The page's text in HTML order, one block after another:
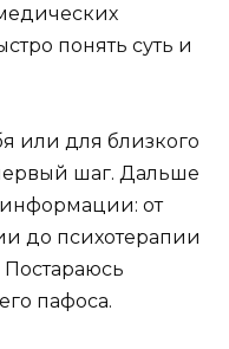
понять суть и
или для близкого
шаг. Дальше
от
до психотерапии
пафоса.